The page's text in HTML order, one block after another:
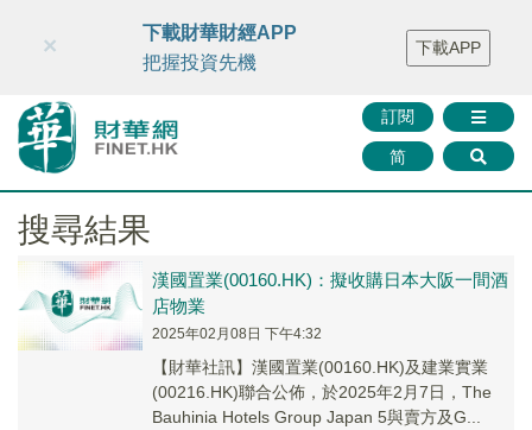
財華智庫網 FINTV FINMETA 財華證券 媒體矩陣
智庫沙龍
聯絡我們
訂閱
简
×
下載財華財經APP
把握投資先機
下載APP
搜尋結果
漢國置業(00160.HK)：擬收購日本大阪一間酒
店物業
2025年02月08日 下午4:32
【財華社訊】漢國置業(00160.HK)及建業實業
(00216.HK)聯合公佈，於2025年2月7日，The
Bauhinia Hotels Group Japan 5與賣方及G...